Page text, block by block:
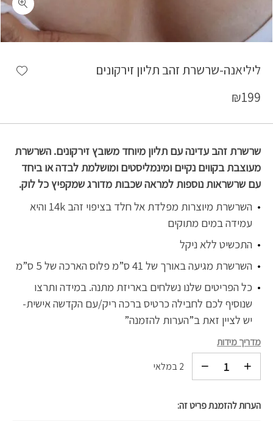
ליליאנה-שרשרת זהב תליון זירקונים
₪199
שרשרת זהב עדינה עם תליון מיוחד משובץ זירקונים. השרשרת
מעוצבת בקווים נקיים ומינמליסטים ומושלמת לבדה או ביחד
עם שרשראות נוספות למראה שכבות מדורג שמקפיץ כל לוק.
השרשרת מיוצרות מפלדת אל חלד בציפוי זהב 14k והיא
עמידה במים מתוקים
התכשיט ללא ניקל
השרשרת מגיעה באורך של 41 ס”מ פלוס הארכה של 5 ס”מ
כל הפריטים שלנו נשלחים באריזת מתנה. במידה ותרצו
שנוסיף לכם לחבילה כרטיס ברכה ריק/עם הקדשה אישית-
יש לציין זאת ב”הערות להזמנה”
מדריך מידות
2 במלאי
הערות להזמנת פריט זה: